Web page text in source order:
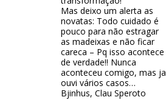
Mas deixo um alerta as
novatas: Todo cuidado é
pouco para não estragar
as madeixas e não ficar
careca – Pq isso acontece
de verdade!! Nunca
aconteceu comigo, mas ja
ouvi vários casos…
Bjinhus, Clau Speroto